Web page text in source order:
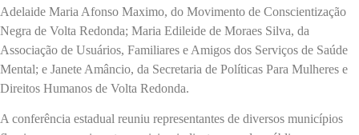
Adelaide Maria Afonso Maximo, do Movimento de Conscientização
Negra de Volta Redonda; Maria Edileide de Moraes Silva, da
Associação de Usuários, Familiares e Amigos dos Serviços de Saúde
Mental; e Janete Amâncio, da Secretaria de Políticas Para Mulheres e
Direitos Humanos de Volta Redonda.
A conferência estadual reuniu representantes de diversos municípios